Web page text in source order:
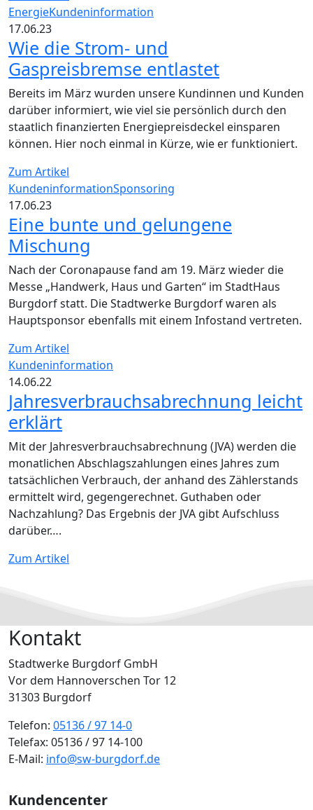
EnergieKundeninformation
17.06.23
Wie die Strom- und
Gaspreisbremse entlastet
Bereits im März wurden unsere Kundinnen und Kunden
darüber informiert, wie viel sie persönlich durch den
staatlich finanzierten Energiepreisdeckel einsparen
können. Hier noch einmal in Kürze, wie er funktioniert.
Zum Artikel
KundeninformationSponsoring
17.06.23
Eine bunte und gelungene
Mischung
Nach der Coronapause fand am 19. März wieder die
Messe „Handwerk, Haus und Garten“ im StadtHaus
Burgdorf statt. Die Stadtwerke Burgdorf waren als
Hauptsponsor ebenfalls mit einem Infostand vertreten.
Zum Artikel
Kundeninformation
14.06.22
Jahresverbrauchsabrechnung leicht
erklärt
Mit der Jahresverbrauchsabrechnung (JVA) werden die
monatlichen Abschlagszahlungen eines Jahres zum
tatsächlichen Verbrauch, der anhand des Zählerstands
ermittelt wird, gegengerechnet. Guthaben oder
Nachzahlung? Das Ergebnis der JVA gibt Aufschluss
darüber….
Zum Artikel
Kontakt
Stadtwerke Burgdorf GmbH
Vor dem Hannoverschen Tor 12
31303 Burgdorf
Telefon: 05136 / 97 14-0
Telefax: 05136 / 97 14-100
E-Mail: info@sw-burgdorf.de
Kundencenter